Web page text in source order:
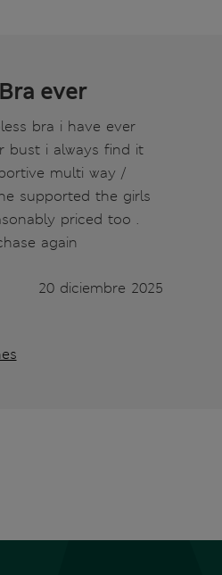
ever
bra i have ever
bust i always find it
multi way /
supported the girls
priced too .
again
20 diciembre 2025